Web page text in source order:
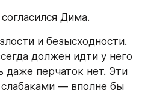
Дима.
и безысходности.
должен идти у него
даже перчаток нет. Эти
― вполне бы